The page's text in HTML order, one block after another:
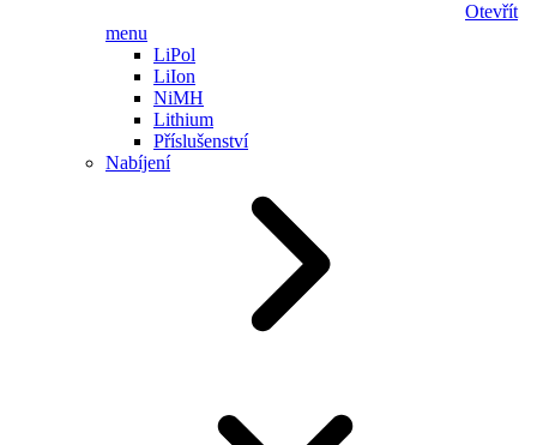
Otevřít
menu
LiPol
LiIon
NiMH
Lithium
Příslušenství
Nabíjení